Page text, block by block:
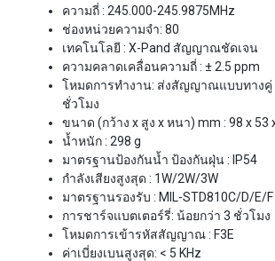
ความถี่ : 245.000-245.9875MHz
ช่องหน่วยความจำ: 80
เทคโนโลยี : X-Pand สัญญาณชัดเจน
ความคลาดเคลื่อนความถี่ : ± 2.5 ppm
โหมดการทำงาน: ส่งสัญญาณแบบทางคู่
ชั่วโมง
ขนาด (กว้าง x สูง x หนา) mm : 98 x 53
น้ำหนัก : 298 g
มาตรฐานป้องกันน้ำ ป้องกันฝุ่น : IP54
กำลังเสียงสูงสุด : 1W/2W/3W
มาตรฐานรองรับ : MIL-STD810C/D/E/F
การชาร์จแบตเตอร์รี่: น้อยกว่า 3 ชั่วโมง
โหมดการเข้ารหัสสัญญาณ : F3E
ค่าเบี่ยงเบนสูงสุด: < 5 KHz